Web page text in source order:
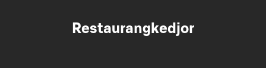
Restaurangkedjor